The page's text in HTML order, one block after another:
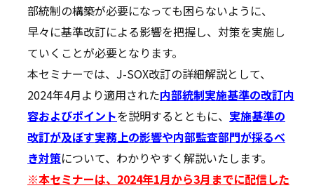
部統制の構築が必要になっても困らないように、
早々に基準改訂による影響を把握し、対策を実施し
ていくことが必要となります。
本セミナーでは、J-SOX改訂の詳細解説として、
2024年4月より適用された内部統制実施基準の改訂内
容およびポイントを説明するとともに、 実施基準の
改訂が及ぼす実務上の影響や内部監査部門が採るべ
き対策について、わかりやすく解説いたします。
※本セミナーは、2024年1月から3月までに配信した